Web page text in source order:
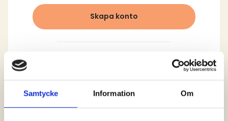
Samtycke Information Om
Skapa konto
Logga in och ta del av allt som vår hemsida
har att erbjuda. Saknar du dina uppgifter?